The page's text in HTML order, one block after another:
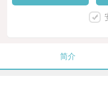
简介